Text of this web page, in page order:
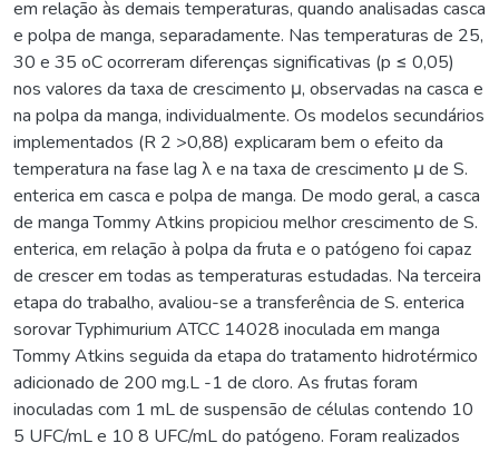
em relação às demais temperaturas, quando analisadas casca
e polpa de manga, separadamente. Nas temperaturas de 25,
30 e 35 oC ocorreram diferenças significativas (p ≤ 0,05)
nos valores da taxa de crescimento μ, observadas na casca e
na polpa da manga, individualmente. Os modelos secundários
implementados (R 2 >0,88) explicaram bem o efeito da
temperatura na fase lag λ e na taxa de crescimento μ de S.
enterica em casca e polpa de manga. De modo geral, a casca
de manga Tommy Atkins propiciou melhor crescimento de S.
enterica, em relação à polpa da fruta e o patógeno foi capaz
de crescer em todas as temperaturas estudadas. Na terceira
etapa do trabalho, avaliou-se a transferência de S. enterica
sorovar Typhimurium ATCC 14028 inoculada em manga
Tommy Atkins seguida da etapa do tratamento hidrotérmico
adicionado de 200 mg.L -1 de cloro. As frutas foram
inoculadas com 1 mL de suspensão de células contendo 10
5 UFC/mL e 10 8 UFC/mL do patógeno. Foram realizados